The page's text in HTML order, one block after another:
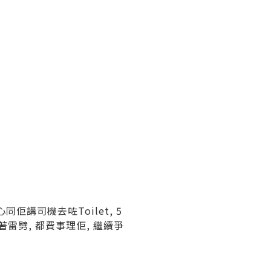
同佢講司機去咗Toilet, 5
雷劈, 都費事理佢, 繼續爭